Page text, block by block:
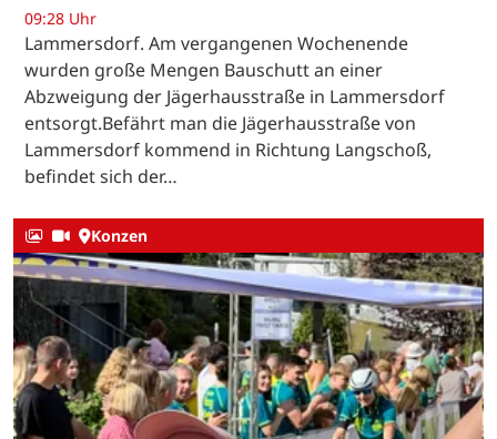
09:28 Uhr
Lammersdorf. Am vergangenen Wochenende
wurden große Mengen Bauschutt an einer
Abzweigung der Jägerhausstraße in Lammersdorf
entsorgt.Befährt man die Jägerhausstraße von
Lammersdorf kommend in Richtung Langschoß,
befindet sich der…
Konzen